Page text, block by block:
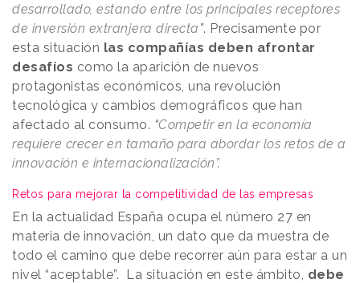
desarrollado, estando entre los principales receptores
de inversión extranjera directa ”. Precisamente por
esta situación las compañías deben afrontar
desafíos como la aparición de nuevos
protagonistas económicos, una revolución
tecnológica y cambios demográficos que han
afectado al consumo. “Competir en la economía
requiere crecer en tamaño para abordar los retos de a
innovación e internacionalización”.
Retos para mejorar la competitividad de las empresas
En la actualidad España ocupa el número 27 en
materia de innovación, un dato que da muestra de
todo el camino que debe recorrer aún para estar a un
nivel “aceptable”. La situación en este ámbito, debe